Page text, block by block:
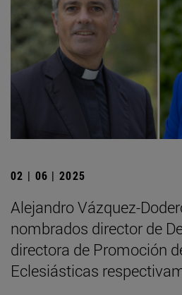
02 | 06 | 2025
Alejandro Vázquez-
nombrados director de
directora de Promoción
Eclesiásticas